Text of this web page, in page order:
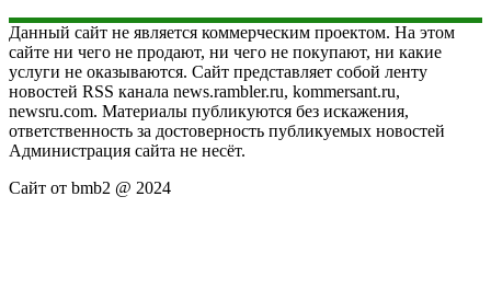
Данный сайт не является коммерческим проектом. На этом
сайте ни чего не продают, ни чего не покупают, ни какие
услуги не оказываются. Сайт представляет собой ленту
новостей RSS канала news.rambler.ru, kommersant.ru,
newsru.com. Материалы публикуются без искажения,
ответственность за достоверность публикуемых новостей
Администрация сайта не несёт.
Сайт от bmb2 @ 2024